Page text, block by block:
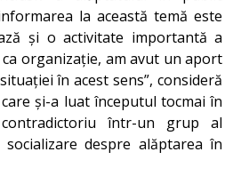
la această temă este
și o activitate importantă a
organizație, am avut un aport
în acest sens”, consideră
și-a luat începutul tocmai în
într-un grup al
despre alăptarea în